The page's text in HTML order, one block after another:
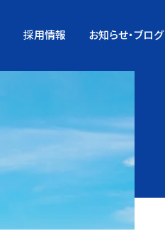
採用情報 お知らせ・ブログ